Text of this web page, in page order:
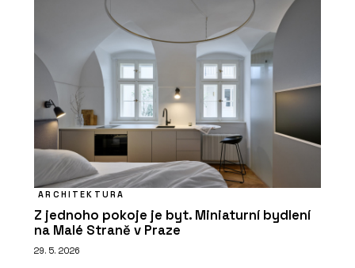
ARCHITEKTURA
Z jednoho pokoje je byt. Miniaturní bydlení
na Malé Straně v Praze
29. 5. 2026